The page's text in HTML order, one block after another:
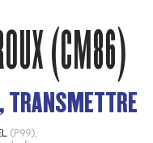
(CM86)
TRANSMETTRE
(P99),